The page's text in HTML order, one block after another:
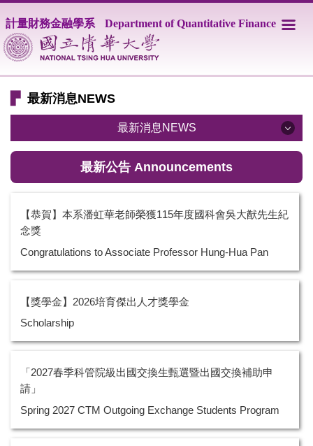
到
主
要
區
計量財務金融學系 Department of Quantitative Finance
▛ 最新消息NEWS
最新消息NEWS
最新公告 Announcements
招生公告 Admission
演講公告 NTHU Talks
最新公告 Announcements
【恭賀】本系潘虹華老師榮獲115年度國科會吳大猷先生紀
念獎
Congratulations to Associate Professor Hung-Hua Pan
【獎學金】2026培育傑出人才獎學金
Scholarship
「2027春季科管院級出國交換生甄選暨出國交換補助申
請」
Spring 2027 CTM Outgoing Exchange Students Program